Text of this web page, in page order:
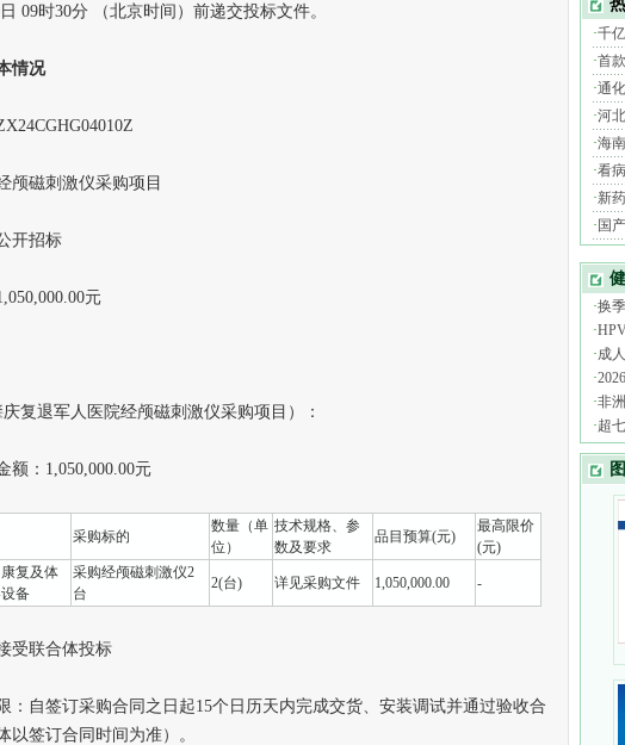
09时30分 （北京时间）前递交投标文件。
情况
磁刺激仪采购项目
招标
元
退军人医院经颅磁刺激仪采购项目）：
：1,050,000.00元
采购标的
数量（单
位）
技术规格、参
数及要求
品目预算(元)
最高限价
(元)
复及体
备
采购经颅磁刺激仪2
台
2(台) 详见采购文件 1,050,000.00 -
联合体投标
自签订采购合同之日起15个日历天内完成交货、安装调试并通过验收合
以签订合同时间为准）。